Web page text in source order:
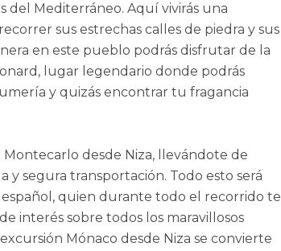
del Mediterráneo. Aquí vivirás una
sus estrechas calles de piedra y sus
en este pueblo podrás disfrutar de la
lugar legendario donde podrás
y quizás encontrar tu fragancia
desde Niza, llevándote de
segura transportación. Todo esto será
quien durante todo el recorrido te
interés sobre todos los maravillosos
Mónaco desde Niza se convierte